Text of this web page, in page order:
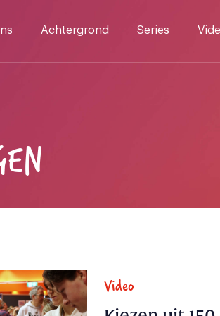
Achtergrond Series
Video